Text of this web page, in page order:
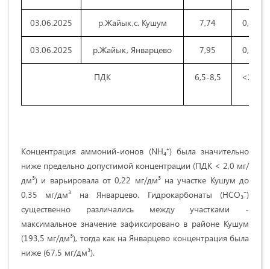
03.06.2025 р.Жайык,с. Кушум 7,74 0,22
03.06.2025 р.Жайык, Январцево 7,95 0,35
ПДК 6,5-8,5 <2,0
Концентрация аммоний-ионов (NH₄⁺) была значительно
ниже предельно допустимой концентрации (ПДК < 2,0 мг/
дм³) и варьировала от 0,22 мг/дм³ на участке Кушум до
0,35 мг/дм³ на Январцево. Гидрокарбонаты (HCO₃⁻)
существенно различались между участками -
максимальное значение зафиксировано в районе Кушум
(193,5 мг/дм³), тогда как на Январцево концентрация была
ниже (67,5 мг/дм³).